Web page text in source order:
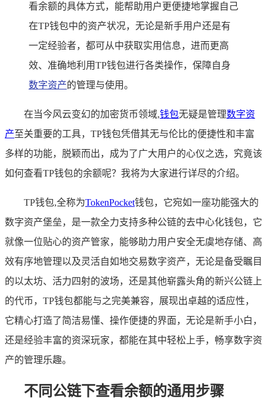
看余额的具体方式，能帮助用户更便捷地掌握自己
在TP钱包中的资产状况，无论是新手用户还是有
一定经验者，都可从中获取实用信息，进而更高
效、准确地利用TP钱包进行各类操作，保障自身
数字资产的管理与使用。
在当今风云变幻的加密货币领域,钱包无疑是管理数字资
产至关重要的工具，TP钱包凭借其无与伦比的便捷性和丰富
多样的功能，脱颖而出，成为了广大用户的心仪之选，究竟该
如何查看TP钱包的余额呢？我将为大家进行详尽的介绍。
TP钱包,全称为TokenPocket钱包，它宛如一座功能强大的
数字资产堡垒，是一款全力支持多种公链的去中心化钱包，它
就像一位贴心的资产管家，能够助力用户安全无虞地存储、高
效有序地管理以及灵活自如地交易数字资产，无论是备受瞩目
的以太坊、活力四射的波场，还是其他崭露头角的新兴公链上
的代币，TP钱包都能与之完美兼容，展现出卓越的适应性，
它精心打造了简洁易懂、操作便捷的界面，无论是新手小白，
还是经验丰富的资深玩家，都能在其中轻松上手，畅享数字资
产的管理乐趣。
不同公链下查看余额的通用步骤